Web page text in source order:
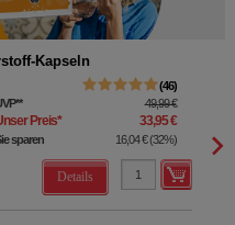
Kapseln
46
** 49,99 €
Preis* 33,95 €
sparen 16,04 €(32%)
Details